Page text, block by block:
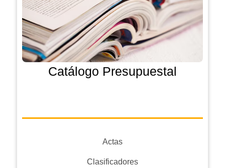
Catálogo Presupuestal
Actas
Clasificadores